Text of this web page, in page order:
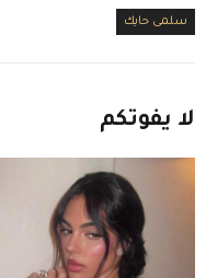
سلمى حايك
لا يفوتكم